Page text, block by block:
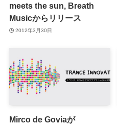
meets the sun, Breath
Musicからリリース
2012年3月30日
Mirco de Goviaが